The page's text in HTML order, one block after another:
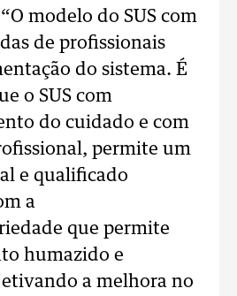
modelo do SUS com
de profissionais
do sistema. É
o SUS com
do cuidado e com
permite um
e qualificado
a
que permite
humazido e
a melhora no